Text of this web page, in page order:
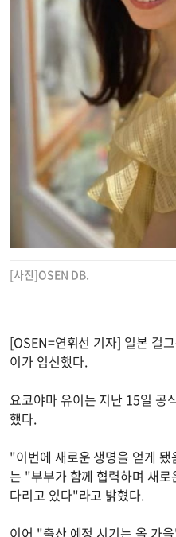
[사진]OSEN DB.
[OSEN=연휘선 기자] 일본 걸
이가 임신했다.
요코야마 유이는 지난 15일 공
했다.
"이번에 새로운 생명을 얻게
는 "부부가 함께 협력하며 새
다리고 있다"라고 밝혔다.
이어 "출산 예정 시기는 올 가